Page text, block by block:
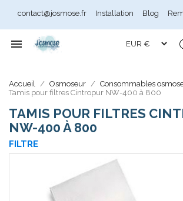
contact@josmose.fr Installation Blog

Accueil Osmoseur Consommables
Tamis pour filtres Cintropur NW-400 à 800
TAMIS POUR FILTRES
NW-400 À 800
FILTRE